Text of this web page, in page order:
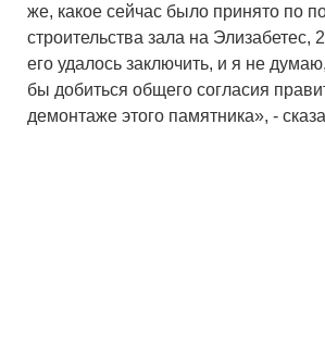
же, какое сейчас было принято по
строительства зала на Элизабетес,
его удалось заключить, и я не
бы добиться общего согласия
демонтаже этого памятника», -